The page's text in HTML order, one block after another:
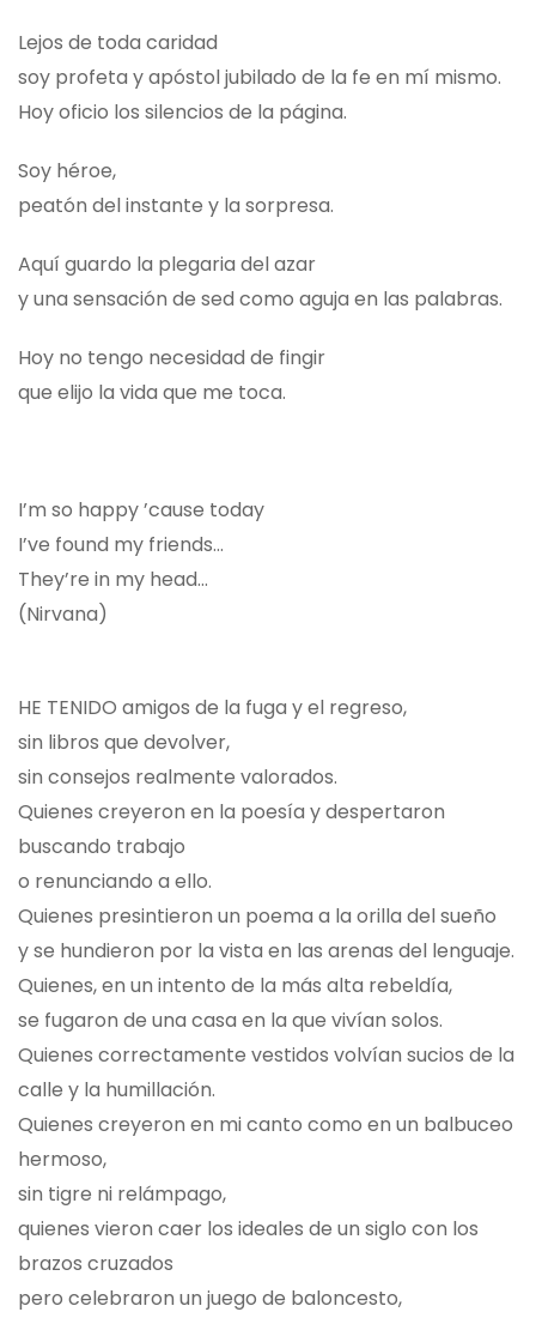
Lejos de toda caridad
soy profeta y apóstol jubilado de la fe en mí mismo.
Hoy oficio los silencios de la página.
Soy héroe,
peatón del instante y la sorpresa.
Aquí guardo la plegaria del azar
y una sensación de sed como aguja en las palabras.
Hoy no tengo necesidad de fingir
que elijo la vida que me toca.
I’m so happy ’cause today
I’ve found my friends…
They’re in my head…
(Nirvana)
HE TENIDO amigos de la fuga y el regreso,
sin libros que devolver,
sin consejos realmente valorados.
Quienes creyeron en la poesía y despertaron
buscando trabajo
o renunciando a ello.
Quienes presintieron un poema a la orilla del sueño
y se hundieron por la vista en las arenas del lenguaje.
Quienes, en un intento de la más alta rebeldía,
se fugaron de una casa en la que vivían solos.
Quienes correctamente vestidos volvían sucios de la
calle y la humillación.
Quienes creyeron en mi canto como en un balbuceo
hermoso,
sin tigre ni relámpago,
quienes vieron caer los ideales de un siglo con los
brazos cruzados
pero celebraron un juego de baloncesto,